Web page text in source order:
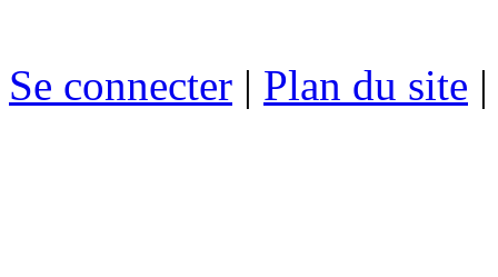
Se connecter | Plan du site |